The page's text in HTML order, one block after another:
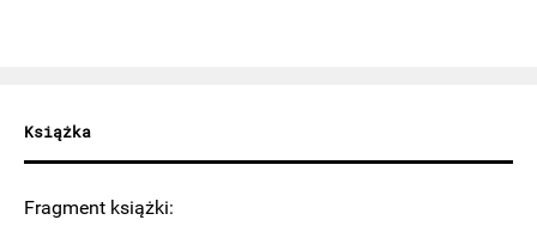
Książka
Fragment książki: